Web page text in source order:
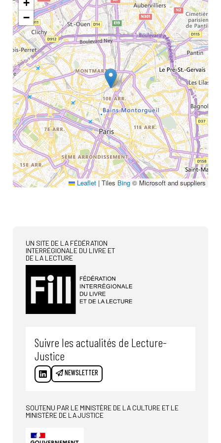
+
−
Leaflet |Tiles Bing© Microsoft and suppliers
UN SITE DE LA FÉDÉRATION
INTERRÉGIONALE DU LIVRE ET
DE LA LECTURE
Suivre les actualités de Lecture-
Justice
NEWSLETTER
SOUTENU PAR LE MINISTÈRE DE LA CULTURE ET LE
MINISTÈRE DE LA JUSTICE
Annuaire Glossaire
À propos Contact
Rechercher